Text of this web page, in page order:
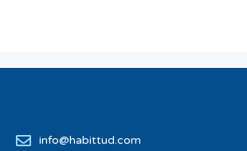
info@habittud.com